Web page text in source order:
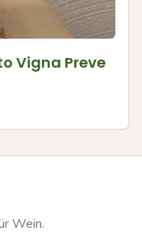
Vigna Preve
Wein.